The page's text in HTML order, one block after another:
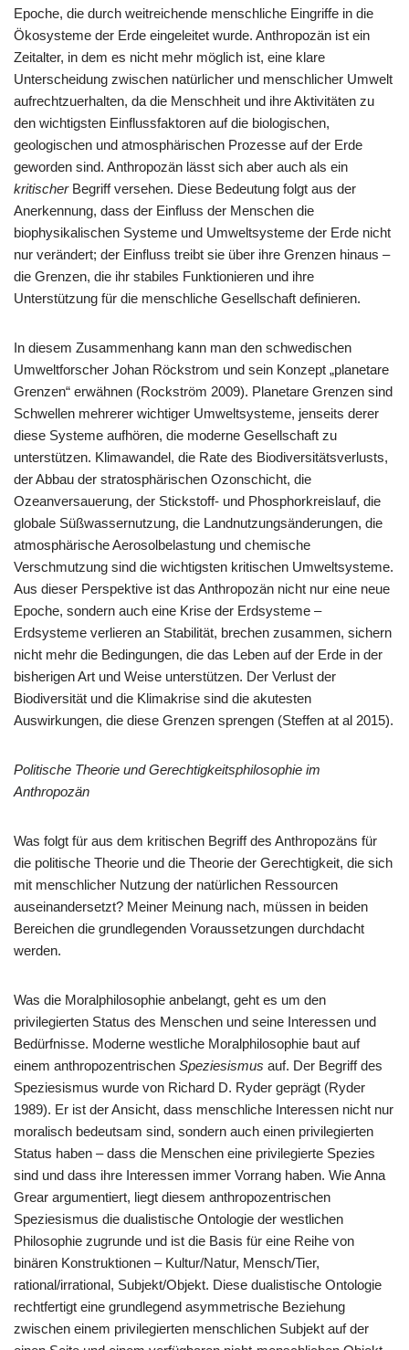
Epoche, die durch weitreichende menschliche Eingriffe in die
Ökosysteme der Erde eingeleitet wurde. Anthropozän ist ein
Zeitalter, in dem es nicht mehr möglich ist, eine klare
Unterscheidung zwischen natürlicher und menschlicher Umwelt
aufrechtzuerhalten, da die Menschheit und ihre Aktivitäten zu
den wichtigsten Einflussfaktoren auf die biologischen,
geologischen und atmosphärischen Prozesse auf der Erde
geworden sind. Anthropozän lässt sich aber auch als ein
kritischerBegriff versehen. Diese Bedeutung folgt aus der
Anerkennung, dass der Einfluss der Menschen die
biophysikalischen Systeme und Umweltsysteme der Erde nicht
nur verändert; der Einfluss treibt sie über ihre Grenzen hinaus –
die Grenzen, die ihr stabiles Funktionieren und ihre
Unterstützung für die menschliche Gesellschaft definieren.
In diesem Zusammenhang kann man den schwedischen
Umweltforscher Johan Röckstrom und sein Konzept „planetare
Grenzen“ erwähnen (Rockström 2009). Planetare Grenzen sind
Schwellen mehrerer wichtiger Umweltsysteme, jenseits derer
diese Systeme aufhören, die moderne Gesellschaft zu
unterstützen. Klimawandel, die Rate des Biodiversitätsverlusts,
der Abbau der stratosphärischen Ozonschicht, die
Ozeanversauerung, der Stickstoff- und Phosphorkreislauf, die
globale Süßwassernutzung, die Landnutzungsänderungen, die
atmosphärische Aerosolbelastung und chemische
Verschmutzung sind die wichtigsten kritischen Umweltsysteme.
Aus dieser Perspektive ist das Anthropozän nicht nur eine neue
Epoche, sondern auch eine Krise der Erdsysteme –
Erdsysteme verlieren an Stabilität, brechen zusammen, sichern
nicht mehr die Bedingungen, die das Leben auf der Erde in der
bisherigen Art und Weise unterstützen. Der Verlust der
Biodiversität und die Klimakrise sind die akutesten
Auswirkungen, die diese Grenzen sprengen (Steffen at al 2015).
Politische Theorie und Gerechtigkeitsphilosophie im
Anthropozän
Was folgt für aus dem kritischen Begriff des Anthropozäns für
die politische Theorie und die Theorie der Gerechtigkeit, die sich
mit menschlicher Nutzung der natürlichen Ressourcen
auseinandersetzt? Meiner Meinung nach, müssen in beiden
Bereichen die grundlegenden Voraussetzungen durchdacht
werden.
Was die Moralphilosophie anbelangt, geht es um den
privilegierten Status des Menschen und seine Interessen und
Bedürfnisse. Moderne westliche Moralphilosophie baut auf
einem anthropozentrischen Speziesismus auf. Der Begriff des
Speziesismus wurde von Richard D. Ryder geprägt (Ryder
1989). Er ist der Ansicht, dass menschliche Interessen nicht nur
moralisch bedeutsam sind, sondern auch einen privilegierten
Status haben – dass die Menschen eine privilegierte Spezies
sind und dass ihre Interessen immer Vorrang haben. Wie Anna
Grear argumentiert, liegt diesem anthropozentrischen
Speziesismus die dualistische Ontologie der westlichen
Philosophie zugrunde und ist die Basis für eine Reihe von
binären Konstruktionen – Kultur/Natur, Mensch/Tier,
rational/irrational, Subjekt/Objekt. Diese dualistische Ontologie
rechtfertigt eine grundlegend asymmetrische Beziehung
zwischen einem privilegierten menschlichen Subjekt auf der